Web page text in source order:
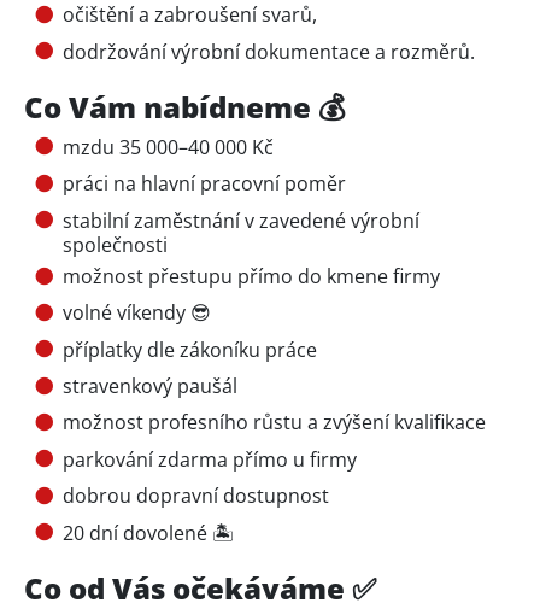
očištění a zabroušení svarů,
dodržování výrobní dokumentace a rozměrů.
Co Vám nabídneme 💰
mzdu 35 000–40 000 Kč
práci na hlavní pracovní poměr
stabilní zaměstnání v zavedené výrobní
společnosti
možnost přestupu přímo do kmene firmy
volné víkendy 😎
příplatky dle zákoníku práce
stravenkový paušál
možnost profesního růstu a zvýšení kvalifikace
parkování zdarma přímo u firmy
dobrou dopravní dostupnost
20 dní dovolené 🏝️
Co od Vás očekáváme ✅